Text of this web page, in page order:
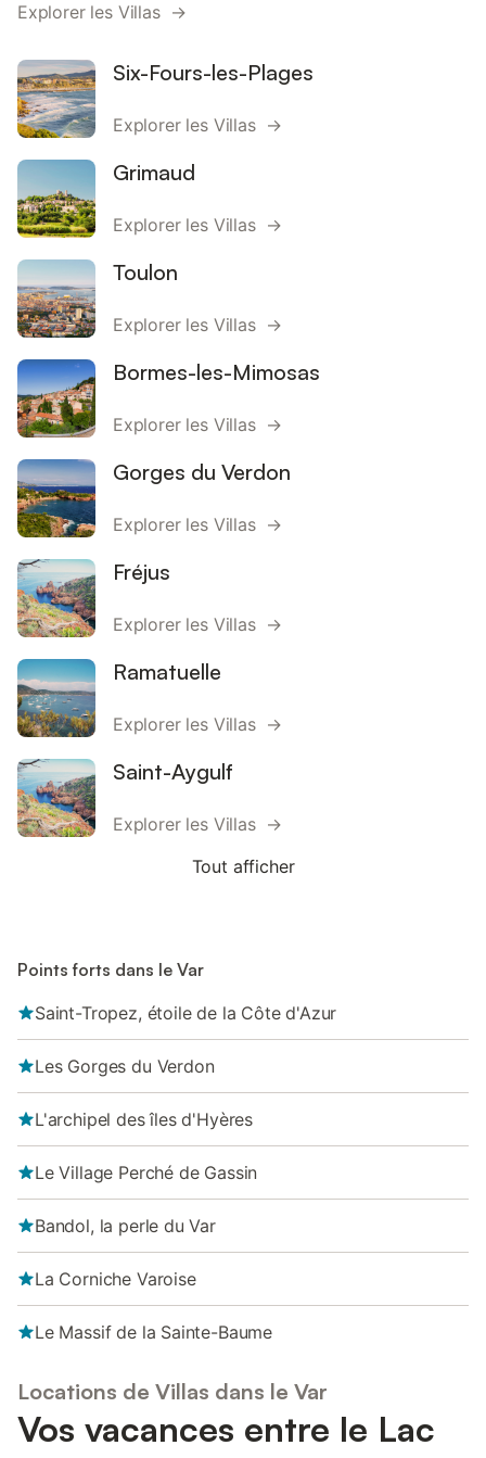
Explorer les Villas →
Six-Fours-les-Plages
Explorer les Villas →
Grimaud
Explorer les Villas →
Toulon
Explorer les Villas →
Bormes-les-Mimosas
Explorer les Villas →
Gorges du Verdon
Explorer les Villas →
Fréjus
Explorer les Villas →
Ramatuelle
Explorer les Villas →
Saint-Aygulf
Explorer les Villas →
Tout afficher
Points forts dans le Var
Saint-Tropez, étoile de la Côte d'Azur
Les Gorges du Verdon
L'archipel des îles d'Hyères
Le Village Perché de Gassin
Bandol, la perle du Var
La Corniche Varoise
Le Massif de la Sainte-Baume
Locations de Villas dans le Var
Vos vacances entre le Lac